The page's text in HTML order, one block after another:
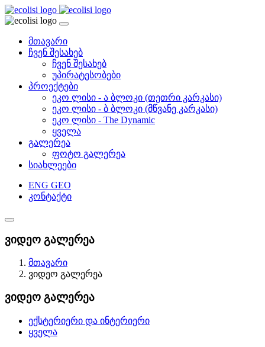
მთავარი
ჩვენ შესახებ
ჩვენ შესახებ
უპირატესობები
პროექტები
ეკო ლისი - ა ბლოკი (თეთრი კარკასი)
ეკო ლისი - ბ ბლოკი (მწვანე კარკასი)
ეკო ლისი - The Dynamic
ყველა
გალერეა
ფოტო გალერეა
სიახლეები
ENG GEO
კონტაქტი
ვიდეო გალერეა
მთავარი
ვიდეო გალერეა
ვიდეო გალერეა
ექსტერიერი და ინტერიერი
ყველა